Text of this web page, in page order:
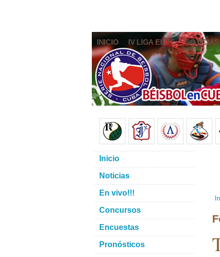
INICIO IV LIGA ELITE NOTICIAS
Inicio
Noticias
En vivo!!!
Concursos
Encuestas
Pronósticos